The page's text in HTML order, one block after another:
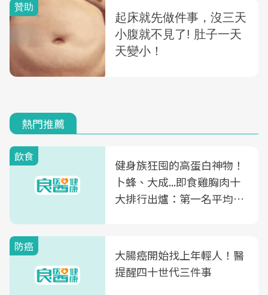
熱門推薦
飲食
健身族狂囤的高蛋白神物！
卜蜂、大成...即食雞胸肉十
大排行出爐：第一名平均一
防癌
大腸癌開始找上年輕人！醫
提醒四十世代三件事